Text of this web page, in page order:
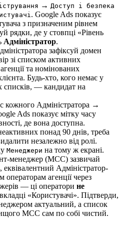
→ Доступ і безпека
. Google Ads показує
з призначеним рівнем
рядки, де у стовпці «Рівень
Адміністратор.
зафіксуй домен
зі списком активних
та номінованих
Будь-хто, кого немає у
списків, — кандидат на
кожного Адміністратора →
Ads показує мітку часу
де вона доступна.
понад 90 днів, треба
незалежно від ролі.
Менеджери на тому ж екрані.
менеджер (MCC) зазвичай
еквівалентний Адміністратор-
операторам агенції через
— ці оператори не
«Користувачі». Підтверди,
актуальний, а список
MCC сам по собі чистий.